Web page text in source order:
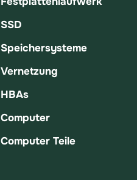
SSD
Speichersysteme
Vernetzung
HBAs
Computer
Computer Teile